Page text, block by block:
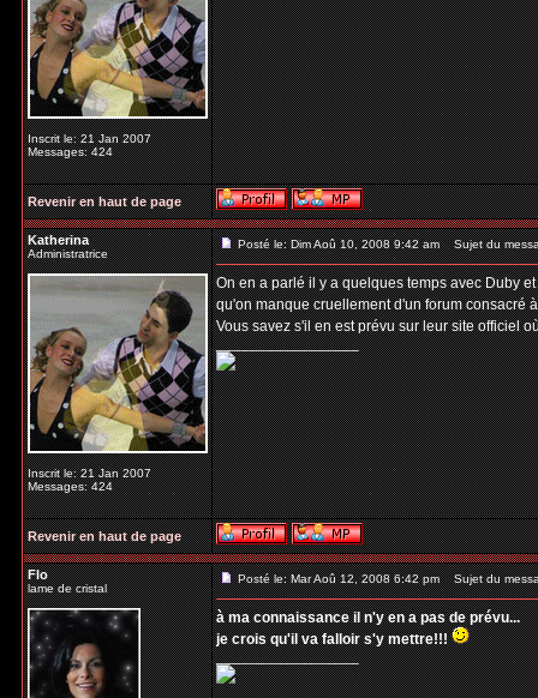
Inscrit le: 21 Jan 2007
Messages: 424
Revenir en haut de page
Katherina
Administratrice
Inscrit le: 21 Jan 2007
Messages: 424
Posté le: Dim Aoû 10, 2008 9:42 am Sujet du
On en a parlé il y a quelques temps avec Duby
qu'on manque cruellement d'un forum consacré
Vous savez s'il en est prévu sur leur site officiel
_________________
Revenir en haut de page
Flo
lame de cristal
Posté le: Mar Aoû 12, 2008 6:42 pm Sujet du
à ma connaissance il n'y en a pas de prévu...
je crois qu'il va falloir s'y mettre!!!
_________________